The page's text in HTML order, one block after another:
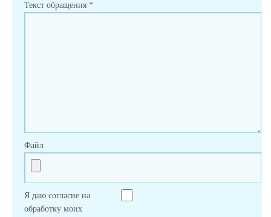
Текст обращения *
Файл
Я даю согласие на
обработку моих